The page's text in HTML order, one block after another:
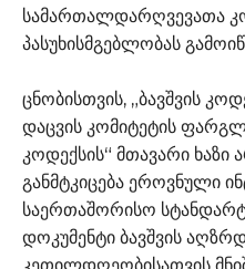
სამართალდარღვევათა
პასუხისმგებლობას
ცნობისთვის, „ბავშვის
დაცვის კომიტეტის
კოდექსის“ მთავარი ხაზი
განმტკიცება ეროვნული
საერთაშორისო
დოკუმენტი ბავშვის